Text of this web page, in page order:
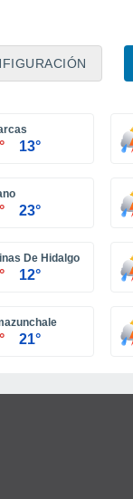
13°
23°
De Hidalgo
12°
21°